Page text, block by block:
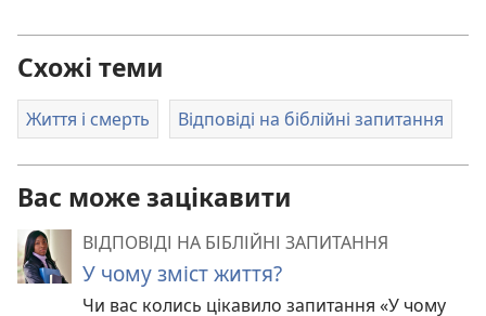
Схожі теми
Життя і смерть Відповіді на біблійні запитання
Вас може зацікавити
ВІДПОВІДІ НА БІБЛІЙНІ ЗАПИТАННЯ
У чому зміст життя?
Чи вас колись цікавило запитання «У чому